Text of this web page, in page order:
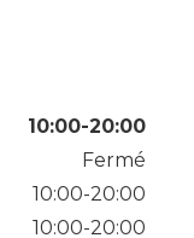
10:00-20:00
Fermé
10:00-20:00
10:00-20:00